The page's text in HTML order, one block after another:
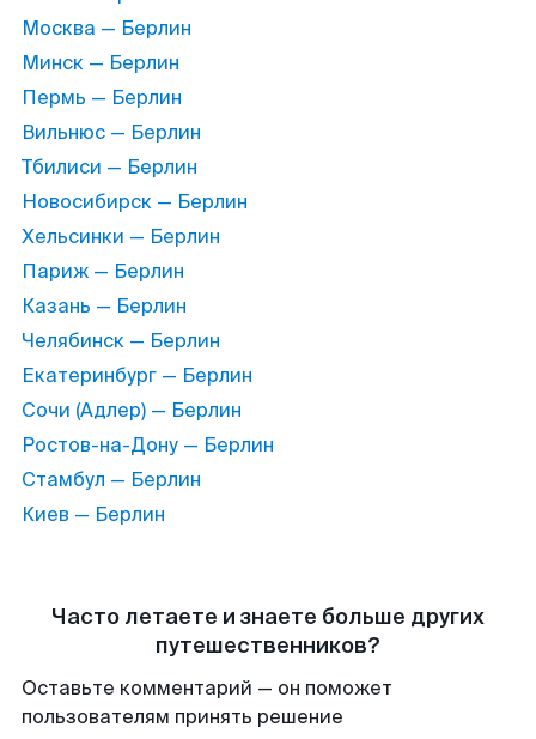
Москва — Берлин
Минск — Берлин
Пермь — Берлин
Вильнюс — Берлин
Тбилиси — Берлин
Новосибирск — Берлин
Хельсинки — Берлин
Париж — Берлин
Казань — Берлин
Челябинск — Берлин
Екатеринбург — Берлин
Сочи (Адлер) — Берлин
Ростов-на-Дону — Берлин
Стамбул — Берлин
Киев — Берлин
Часто летаете и знаете больше других
путешественников?
Оставьте комментарий — он поможет
пользователям принять решение